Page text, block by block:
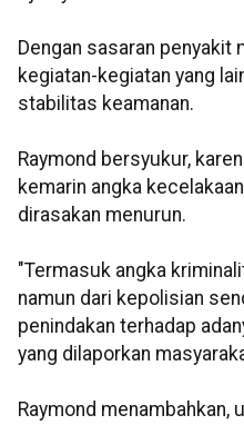
Dengan sasaran penyakit
kegiatan-kegiatan yang
stabilitas keamanan.
Raymond bersyukur,
kemarin angka
dirasakan menurun.
"Termasuk angka
namun dari kepolisian
penindakan terhadap
yang dilaporkan
Raymond